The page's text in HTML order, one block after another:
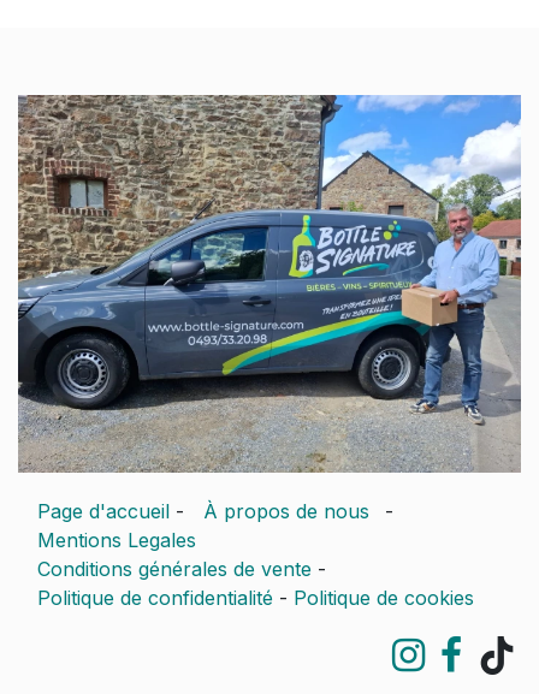
Page d'accueil - À propos de nous
-
Mentions Legales
Conditions générales de vente -
Politique de confidentialité - Politique de cookies